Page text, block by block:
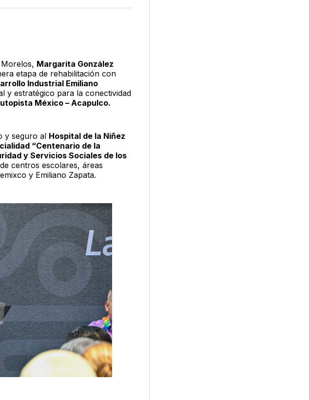
TwitterFacebook
LinkedIn
Email
Margarita González
etapa de rehabilitación con
Industrial Emiliano
y estratégico para la conectividad
México – Acapulco.
y seguro al Hospital de la Niñez
“Centenario de la
y Servicios Sociales de los
centros escolares, áreas
y Emiliano Zapata.